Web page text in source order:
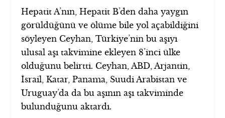
Hepatit A’nın, Hepatit B’den daha yaygın
görüldüğünü ve ölüme bile yol açabildiğini
söyleyen Ceyhan, Türkiye’nin bu aşıyı
ulusal aşı takvimine ekleyen 8’inci ülke
olduğunu belirtti. Ceyhan, ABD, Arjantin,
İsrail, Katar, Panama, Suudi Arabistan ve
Uruguay’da da bu aşının aşı takviminde
bulunduğunu aktardı.